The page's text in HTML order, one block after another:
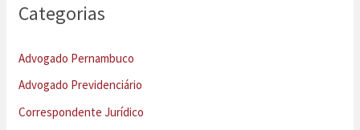
Categorias
Advogado Pernambuco
Advogado Previdenciário
Correspondente Jurídico